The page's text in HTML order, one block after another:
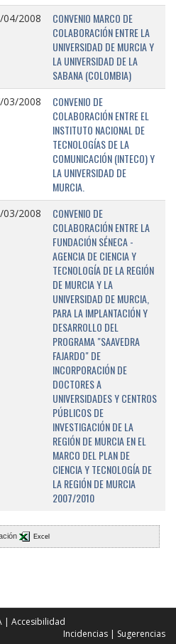
04/2008
CONVENIO MARCO DE
COLABORACIÓN ENTRE LA
UNIVERSIDAD DE MURCIA Y
LA UNIVERSIDAD DE LA
SABANA (COLOMBIA)
03/2008
CONVENIO DE
COLABORACIÓN ENTRE EL
INSTITUTO NACIONAL DE
TECNOLOGÍAS DE LA
COMUNICACIÓN (INTECO) Y
LA UNIVERSIDAD DE
MURCIA.
03/2008
CONVENIO DE
COLABORACIÓN ENTRE LA
FUNDACIÓN SÉNECA -
AGENCIA DE CIENCIA Y
TECNOLOGÍA DE LA REGIÓN
DE MURCIA Y LA
UNIVERSIDAD DE MURCIA,
PARA LA IMPLANTACIÓN Y
DESARROLLO DEL
PROGRAMA "SAAVEDRA
FAJARDO" DE
INCORPORACIÓN DE
DOCTORES A
UNIVERSIDADES Y CENTROS
PÚBLICOS DE
INVESTIGACIÓN DE LA
REGIÓN DE MURCIA EN EL
MARCO DEL PLAN DE
CIENCIA Y TECNOLOGÍA DE
LA REGIÓN DE MURCIA
2007/2010
Excel
| Accesibilidad
Incidencias | Sugerencias